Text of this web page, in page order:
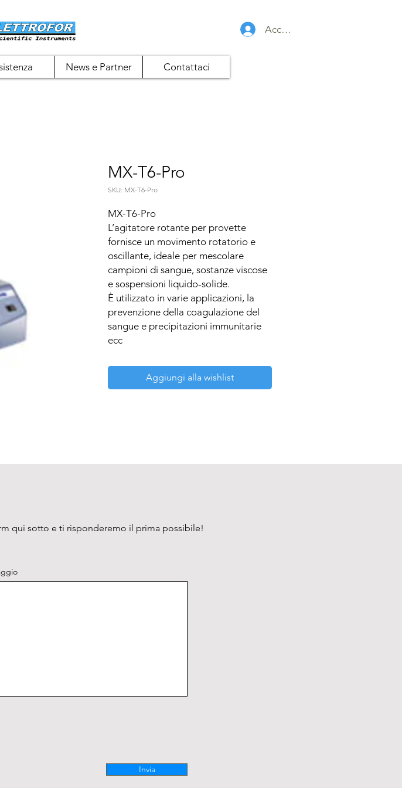
Accedi
News e Partner Contattaci
MX-T6-Pro
SKU: MX-T6-Pro
MX-T6-Pro
L’agitatore rotante per provette
fornisce un movimento rotatorio e
oscillante, ideale per mescolare
campioni di sangue, sostanze viscose
e sospensioni liquido-solide.
È utilizzato in varie applicazioni, la
prevenzione della coagulazione del
sangue e precipitazioni immunitarie
ecc
Aggiungi alla wishlist
qui sotto e ti risponderemo il prima possibile!
Invia